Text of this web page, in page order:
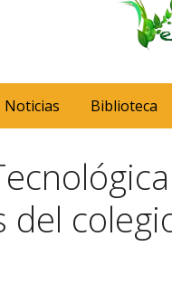
Noticias Biblioteca